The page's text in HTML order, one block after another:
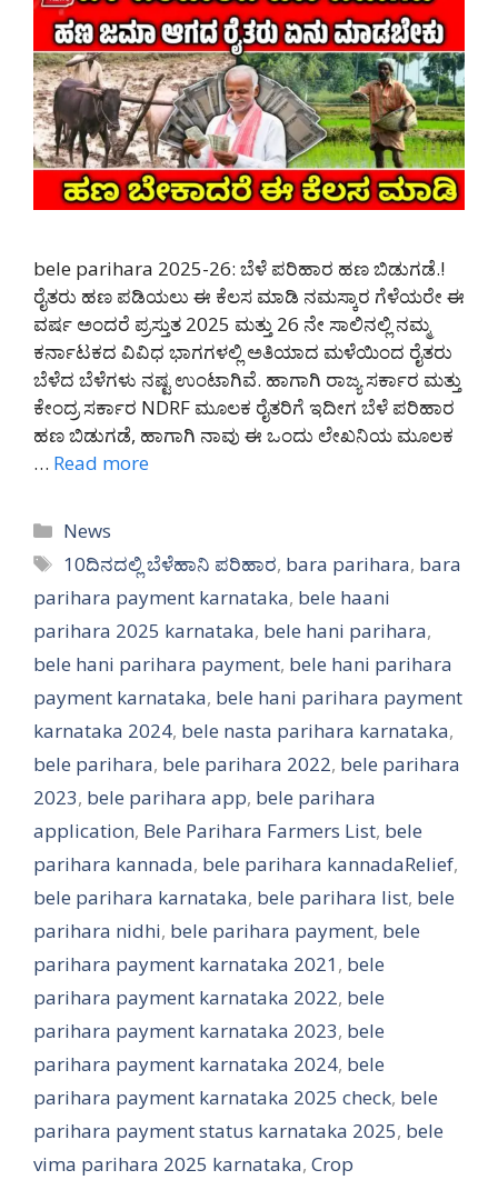
bele parihara 2025-26: ಬೆಳೆ ಪರಿಹಾರ ಹಣ ಬಿಡುಗಡೆ.!
ರೈತರು ಹಣ ಪಡಿಯಲು ಈ ಕೆಲಸ ಮಾಡಿ ನಮಸ್ಕಾರ ಗೆಳೆಯರೇ ಈ
ವರ್ಷ ಅಂದರೆ ಪ್ರಸ್ತುತ 2025 ಮತ್ತು 26 ನೇ ಸಾಲಿನಲ್ಲಿ ನಮ್ಮ
ಕರ್ನಾಟಕದ ವಿವಿಧ ಭಾಗಗಳಲ್ಲಿ ಅತಿಯಾದ ಮಳೆಯಿಂದ ರೈತರು
ಬೆಳೆದ ಬೆಳೆಗಳು ನಷ್ಟ ಉಂಟಾಗಿವೆ. ಹಾಗಾಗಿ ರಾಜ್ಯ ಸರ್ಕಾರ ಮತ್ತು
ಕೇಂದ್ರ ಸರ್ಕಾರ NDRF ಮೂಲಕ ರೈತರಿಗೆ ಇದೀಗ ಬೆಳೆ ಪರಿಹಾರ
ಹಣ ಬಿಡುಗಡೆ, ಹಾಗಾಗಿ ನಾವು ಈ ಒಂದು ಲೇಖನಿಯ ಮೂಲಕ
… Read more
Categories
News
Tags
10ದಿನದಲ್ಲಿ ಬೆಳೆಹಾನಿ ಪರಿಹಾರ, bara parihara, bara
parihara payment karnataka, bele haani
parihara 2025 karnataka, bele hani parihara,
bele hani parihara payment, bele hani parihara
payment karnataka, bele hani parihara payment
karnataka 2024, bele nasta parihara karnataka,
bele parihara, bele parihara 2022, bele parihara
2023, bele parihara app, bele parihara
application, Bele Parihara Farmers List, bele
parihara kannada, bele parihara kannadaRelief,
bele parihara karnataka, bele parihara list, bele
parihara nidhi, bele parihara payment, bele
parihara payment karnataka 2021, bele
parihara payment karnataka 2022, bele
parihara payment karnataka 2023, bele
parihara payment karnataka 2024, bele
parihara payment karnataka 2025 check, bele
parihara payment status karnataka 2025, bele
vima parihara 2025 karnataka, Crop